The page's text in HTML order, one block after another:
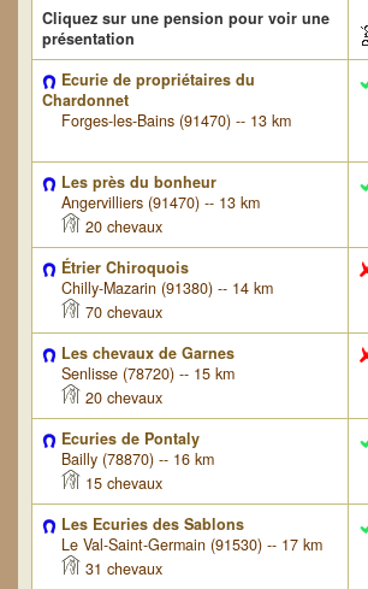
Cliquez sur une pension pour voir une
présentation
Ecurie de propriétaires du
Chardonnet
Forges-les-Bains (91470) -- 13 km
Les près du bonheur
Angervilliers (91470) -- 13 km
20 chevaux
Étrier Chiroquois
Chilly-Mazarin (91380) -- 14 km
70 chevaux
Les chevaux de Garnes
Senlisse (78720) -- 15 km
20 chevaux
Ecuries de Pontaly
Bailly (78870) -- 16 km
15 chevaux
Les Ecuries des Sablons
Le Val-Saint-Germain (91530) -- 17 km
31 chevaux